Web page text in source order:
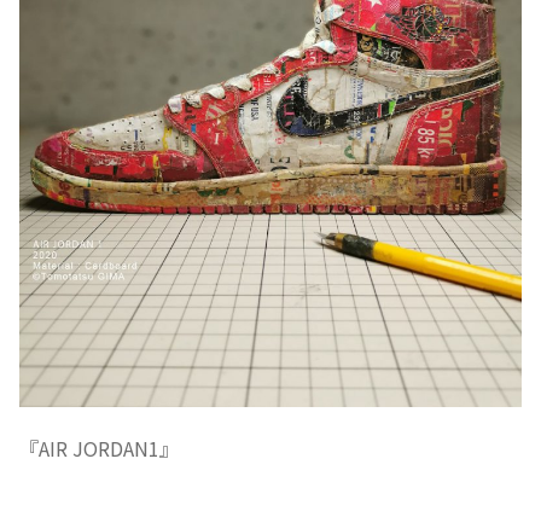
『AIR JORDAN1』